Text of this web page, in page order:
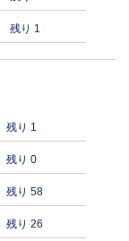
残り 1
残り 1
残り 0
残り 58
残り 26